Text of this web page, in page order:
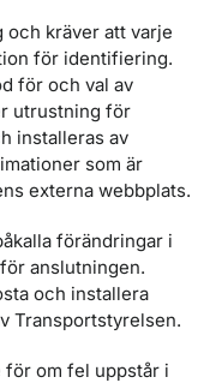
och kräver att varje
för identifiering.
för och val av
utrustning för
installeras av
som är
externa webbplats.
förändringar i
anslutningen.
och installera
Transportstyrelsen.
för om fel uppstår i